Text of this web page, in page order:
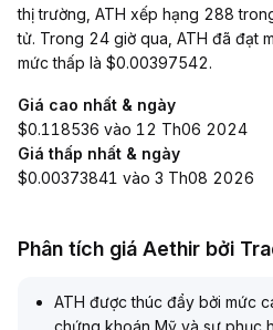
thị trường, ATH xếp hạng 288
tử. Trong 24 giờ qua, ATH đã đạt
mức thấp là $0.00397542.
Giá cao nhất & ngày
$0.118536 vào 12 Th06 2024
Giá thấp nhất & ngày
$0.00373841 vào 3 Th08 2026
Phân tích giá Aethir bởi
ATH được thúc đẩy bởi mức
chứng khoán Mỹ và sự phục